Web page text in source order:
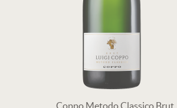
Coppo Metodo Classico Brut